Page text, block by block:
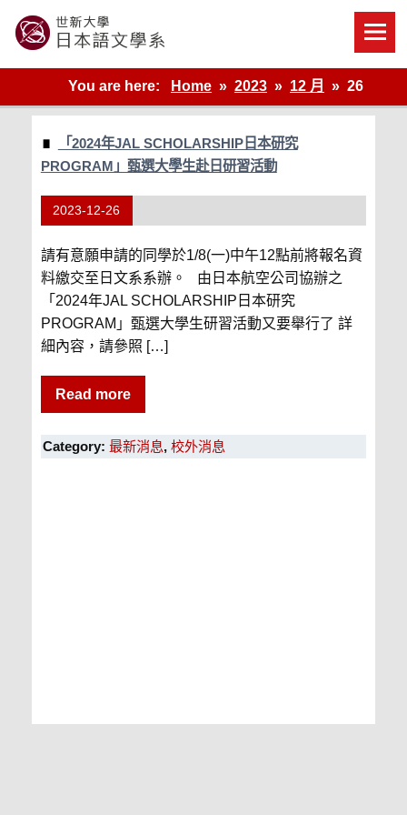
content
世新大學教學單位的網站
You are here:
Home 2023 12 月 26
「2024年JAL SCHOLARSHIP日本研究
PROGRAM」甄選大學生赴日研習活動
2023-12-26
請有意願申請的同學於1/8(一)中午12點前將報名資
料繳交至日文系系辦。 由日本航空公司協辦之
「2024年JAL SCHOLARSHIP日本研究
PROGRAM」甄選大學生研習活動又要舉行了 詳
細內容，請參照 […]
Read more
Category: 最新消息, 校外消息